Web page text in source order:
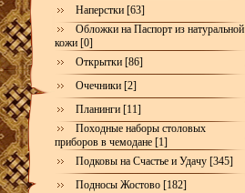
Наперстки [63]
Обложки на Паспорт из натуральной
кожи [0]
Открытки [86]
Очечники [2]
Планинги [11]
Походные наборы столовых
приборов в чемодане [1]
Подковы на Счастье и Удачу [345]
Подносы Жостово [182]